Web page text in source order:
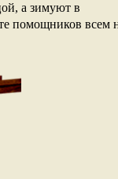
а зимуют в
помощников всем